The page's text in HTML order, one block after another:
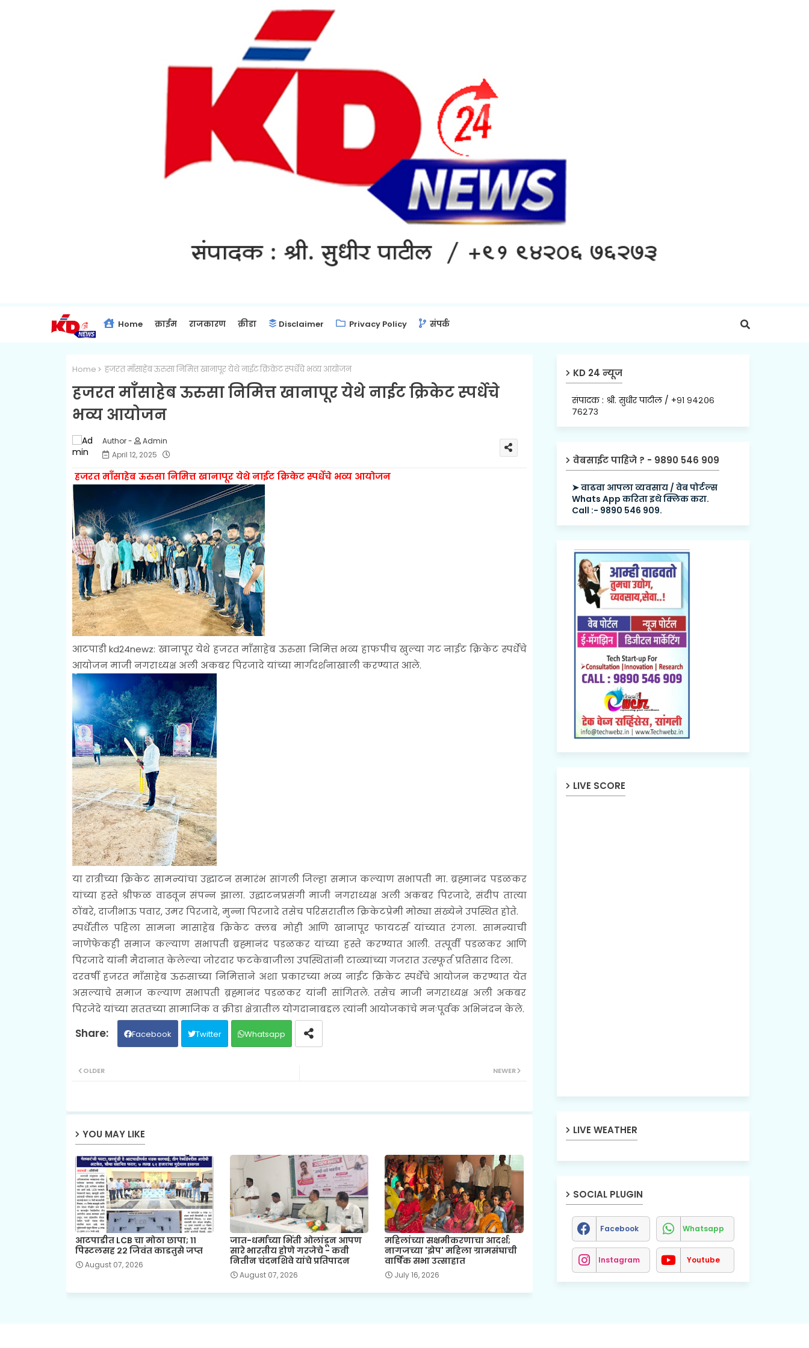
Home क्राईम राजकारण क्रीडा Disclaimer Privacy Policy संपर्क
Home हजरत माँसाहेब ऊरुसा निमित्त खानापूर येथे नाईट क्रिकेट स्पर्धेचे भव्य आयोजन
हजरत माँसाहेब ऊरुसा निमित्त खानापूर येथे नाईट क्रिकेट स्पर्धेचे
भव्य आयोजन
Admin
April 12, 2025
हजरत माँसाहेब ऊरुसा निमित्त खानापूर येथे नाईट क्रिकेट स्पर्धेचे भव्य आयोजन
आटपाडी kd24newz: खानापूर येथे हजरत माँसाहेब ऊरुसा निमित्त भव्य हाफपीच खुल्या गट नाईट क्रिकेट स्पर्धेचे
आयोजन माजी नगराध्यक्ष अली अकबर पिरजादे यांच्या मार्गदर्शनाखाली करण्यात आले.
या रात्रीच्या क्रिकेट सामन्यांचा उद्घाटन समारंभ सांगली जिल्हा समाज कल्याण सभापती मा. ब्रह्मानंद पडळकर
यांच्या हस्ते श्रीफळ वाढवून संपन्न झाला. उद्घाटनप्रसंगी माजी नगराध्यक्ष अली अकबर पिरजादे, संदीप तात्या
ठोंबरे, दाजीभाऊ पवार, उमर पिरजादे, मुन्ना पिरजादे तसेच परिसरातील क्रिकेटप्रेमी मोठ्या संख्येने उपस्थित होते.
स्पर्धेतील पहिला सामना मासाहेब क्रिकेट क्लब मोही आणि खानापूर फायटर्स यांच्यात रंगला. सामन्याची
नाणेफेकही समाज कल्याण सभापती ब्रह्मानंद पडळकर यांच्या हस्ते करण्यात आली. तत्पूर्वी पडळकर आणि
पिरजादे यांनी मैदानात केलेल्या जोरदार फटकेबाजीला उपस्थितांनी टाळ्यांच्या गजरात उत्स्फूर्त प्रतिसाद दिला.
दरवर्षी हजरत माँसाहेब ऊरुसाच्या निमित्ताने अशा प्रकारच्या भव्य नाईट क्रिकेट स्पर्धेचे आयोजन करण्यात येत
असल्याचे समाज कल्याण सभापती ब्रह्मानंद पडळकर यांनी सांगितले. तसेच माजी नगराध्यक्ष अली अकबर
पिरजेदे यांच्या सततच्या सामाजिक व क्रीडा क्षेत्रातील योगदानाबद्दल त्यांनी आयोजकांचे मनःपूर्वक अभिनंदन केले.
Facebook Twitter Whatsapp
NEWER
OLDER
YOU MAY LIKE
आटपाडीत LCB चा मोठा छापा; ११
पिस्टलसह २२ जिवंत काडतुसे जप्त
August 07, 2026
जात-धर्माच्या भिंती ओलांडून आपण
सारे भारतीय होणे गरजेचे - कवी
नितीन चंदनशिवे यांचे प्रतिपादन
August 07, 2026
महिलांच्या सक्षमीकरणाचा आदर्श;
नागजच्या 'झेप' महिला ग्रामसंघाची
वार्षिक सभा उत्साहात
July 16, 2026
KD 24 न्यूज
संपादक : श्री. सुधीर पाटील / +९१ ९४२०६
७६२७३
वेबसाईट पाहिजे ? - 9890 546 909
➤ वाढवा आपला व्यवसाय / वेब पोर्टल्स
Whats App करिता इथे क्लिक करा.
Call :- 9890 546 909.
LIVE SCORE
LIVE WEATHER
SOCIAL PLUGIN
Facebook Whatsapp
Instagram Youtube